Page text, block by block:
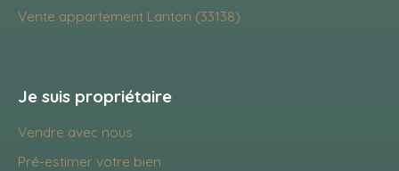
Vente appartement Lanton (33138)
Je suis propriétaire
Vendre avec nous
Pré-estimer votre bien